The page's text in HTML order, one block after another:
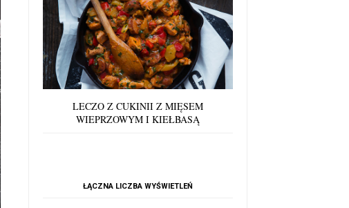
LECZO Z CUKINII Z MIĘSEM
WIEPRZOWYM I KIEŁBASĄ
ŁĄCZNA LICZBA WYŚWIETLEŃ